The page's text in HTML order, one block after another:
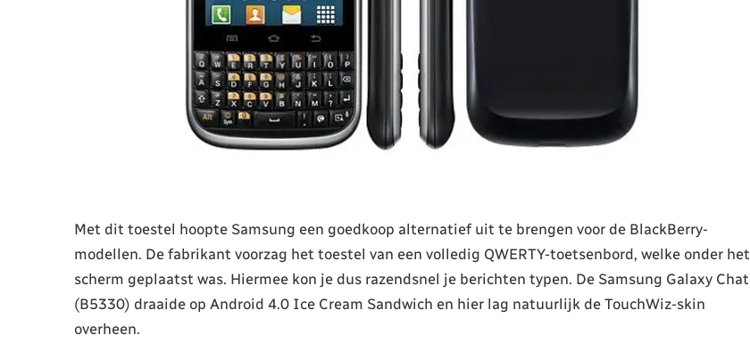
Met dit toestel hoopte Samsung een goedkoop alternatief uit te brengen voor de BlackBerry-
modellen. De fabrikant voorzag het toestel van een volledig QWERTY-toetsenbord, welke onder het
scherm geplaatst was. Hiermee kon je dus razendsnel je berichten typen. De Samsung Galaxy Chat
(B5330) draaide op Android 4.0 Ice Cream Sandwich en hier lag natuurlijk de TouchWiz-skin
overheen.